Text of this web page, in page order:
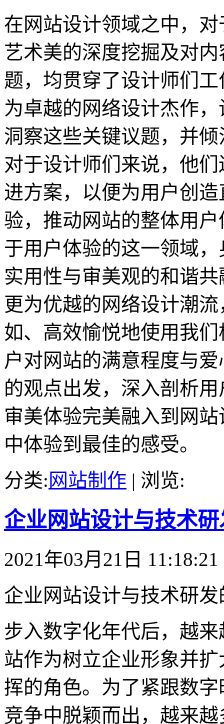
在网站设计领域之中，
艺术美的深度挖掘及对
题，均贯穿了设计师们
为卓越的网络设计杰作
洞察这些关键议题，并
对于设计师们来说，他
进方案，以便为用户创
验，推动网站的整体用
于用户体验的这一领域
实用性与审美观的和谐
更为优越的网络设计潮
如、高效愉悦地使用我
户对网站的满意程度与
的观点出发，深入剖析
审美体验完美融入到网
中体验到最佳的感受。
分类: 网站制作 | 浏览:
企业网站设计与技术
2021年03月21日 11:18:21
企业网站设计与技术研
步入数字化年代后，越
站作为树立企业形象并
挥的角色。为了紧跟数
竞争中脱颖而出，越来